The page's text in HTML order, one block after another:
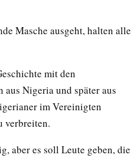
Masche ausgeht, halten alle
mit den
Nigeria und später aus
im Vereinigten
verbreiten.
aber es soll Leute geben, die